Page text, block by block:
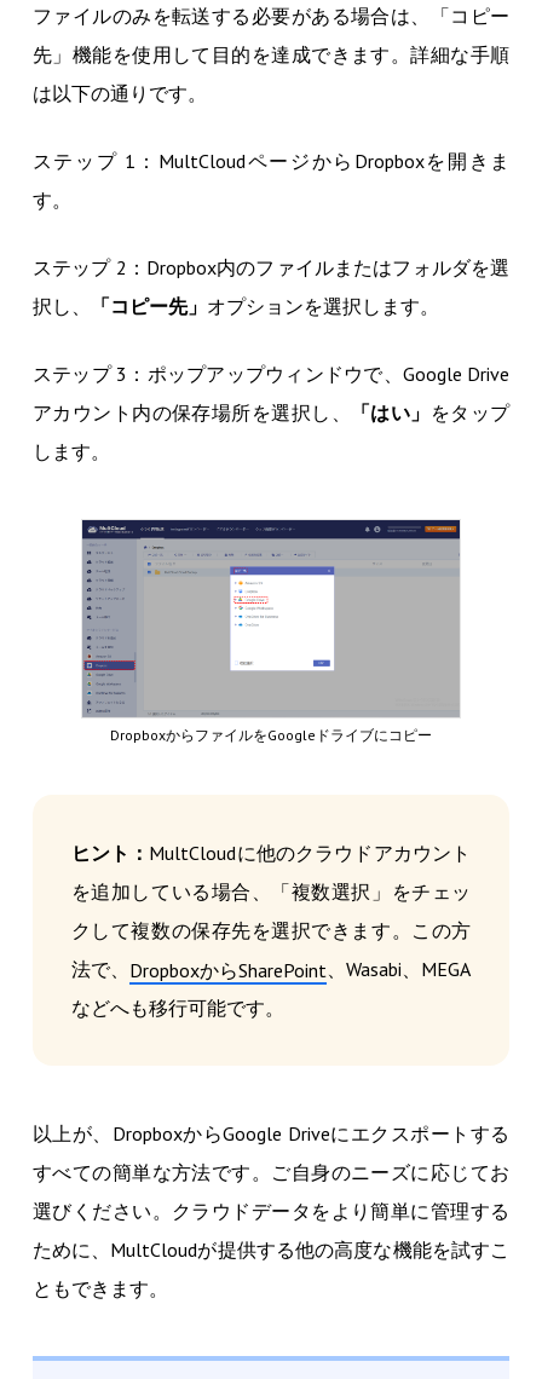
ファイルのみを転送する必要がある場合は、「コピー
先」機能を使用して目的を達成できます。詳細な手順
は以下の通りです。
ステップ 1：MultCloudページからDropboxを開きま
す。
ステップ 2：Dropbox内のファイルまたはフォルダを選
択し、
「コピー先」 オプションを選択します。
ステップ 3：ポップアップウィンドウで、Google Drive
アカウント内の保存場所を選択し、
「はい 」 をタップ
します。
DropboxからファイルをGoogleドライブにコピー
ヒント： MultCloudに他のクラウドアカウント
を追加している場合、「複数選択」をチェッ
クして複数の保存先を選択できます。この方
法で、 DropboxからSharePoint 、Wasabi、MEGA
などへも移行可能です。
以上が、DropboxからGoogle Driveにエクスポートする
すべての簡単な方法です。ご自身のニーズに応じてお
選びください。クラウドデータをより簡単に管理する
ために、MultCloudが提供する他の高度な機能を試すこ
ともできます。